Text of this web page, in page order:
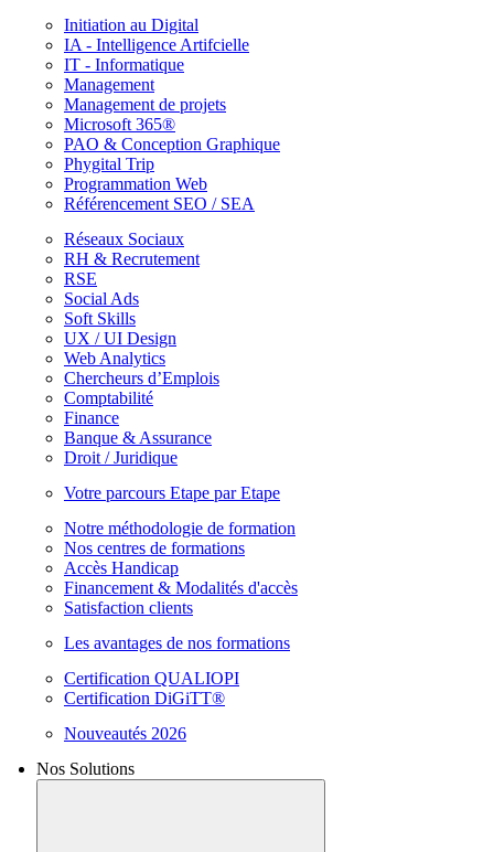
Initiation au Digital
IA - Intelligence Artifcielle
IT - Informatique
Management
Management de projets
Microsoft 365®
PAO & Conception Graphique
Phygital Trip
Programmation Web
Référencement SEO / SEA
Réseaux Sociaux
RH & Recrutement
RSE
Social Ads
Soft Skills
UX / UI Design
Web Analytics
Chercheurs d’Emplois
Comptabilité
Finance
Banque & Assurance
Droit / Juridique
Votre parcours Etape par Etape
Notre méthodologie de formation
Nos centres de formations
Accès Handicap
Financement & Modalités d'accès
Satisfaction clients
Les avantages de nos formations
Certification QUALIOPI
Certification DiGiTT®
Nouveautés 2026
Nos Solutions